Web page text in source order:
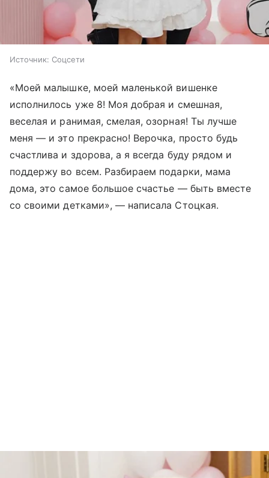
Источник: Соцсети
«Моей малышке, моей маленькой вишенке
исполнилось уже 8! Моя добрая и смешная,
веселая и ранимая, смелая, озорная! Ты лучше
меня — и это прекрасно! Верочка, просто будь
счастлива и здорова, а я всегда буду рядом и
поддержу во всем. Разбираем подарки, мама
дома, это самое большое счастье — быть вместе
со своими детками», — написала Стоцкая.